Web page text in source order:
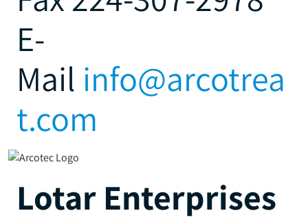
E-
Mail info@arcotrea
t.com
Lotar Enterprises